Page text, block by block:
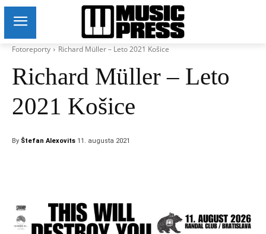
Fotoreporty Richard Müller – Leto 2021 Košice
Richard Müller – Leto
2021 Košice
By Štefan Alexovits 11. augusta 2021